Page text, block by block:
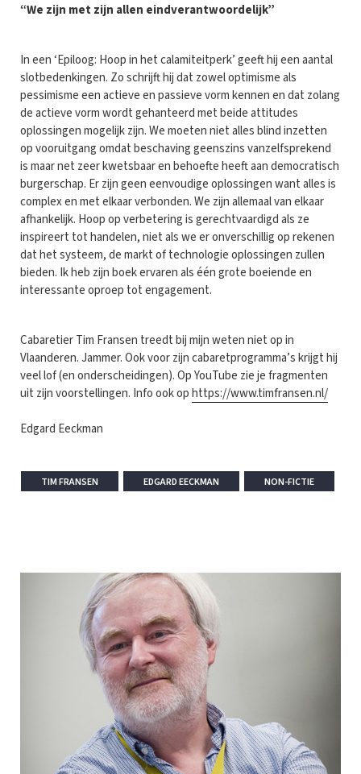
“We zijn met zijn allen eindverantwoordelijk”
In een ‘Epiloog: Hoop in het calamiteitperk’ geeft hij een aantal
slotbedenkingen. Zo schrijft hij dat zowel optimisme als
pessimisme een actieve en passieve vorm kennen en dat zolang
de actieve vorm wordt gehanteerd met beide attitudes
oplossingen mogelijk zijn. We moeten niet alles blind inzetten
op vooruitgang omdat beschaving geenszins vanzelfsprekend
is maar net zeer kwetsbaar en behoefte heeft aan democratisch
burgerschap. Er zijn geen eenvoudige oplossingen want alles is
complex en met elkaar verbonden. We zijn allemaal van elkaar
afhankelijk. Hoop op verbetering is gerechtvaardigd als ze
inspireert tot handelen, niet als we er onverschillig op rekenen
dat het systeem, de markt of technologie oplossingen zullen
bieden. Ik heb zijn boek ervaren als één grote boeiende en
interessante oproep tot engagement.
Cabaretier Tim Fransen treedt bij mijn weten niet op in
Vlaanderen. Jammer. Ook voor zijn cabaretprogramma’s krijgt hij
veel lof (en onderscheidingen). Op YouTube zie je fragmenten
uit zijn voorstellingen. Info ook ophttps://www.timfransen.nl/
Edgard Eeckman
TIM FRANSEN EDGARD EECKMAN NON-FICTIE